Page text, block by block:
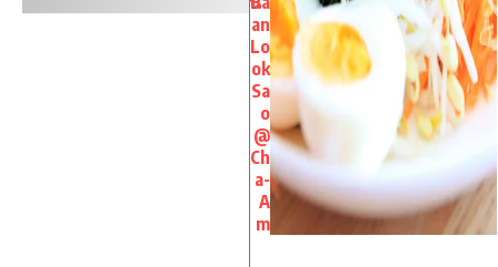
an
Lo
ok
Sa
o
@
Ch
a-
A
m